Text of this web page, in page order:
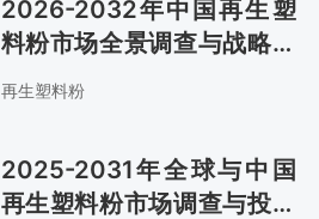
2026-2032年中国再生塑
料粉市场全景调查与战略咨
询报告
再生塑料粉
2025-2031年全球与中国
再生塑料粉市场调查与投资